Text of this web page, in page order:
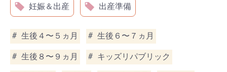
妊娠＆出産 出産準備
生後４〜５ヵ月 生後６〜７ヵ月
生後８〜９ヵ月 キッズリパブリック